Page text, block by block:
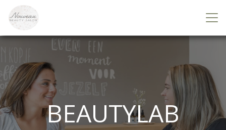
BEAUTYLAB